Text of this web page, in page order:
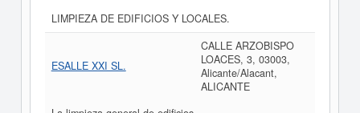
LIMPIEZA DE EDIFICIOS Y LOCALES.
ESALLE XXI SL.
CALLE ARZOBISPO
LOACES, 3, 03003,
Alicante/Alacant,
ALICANTE